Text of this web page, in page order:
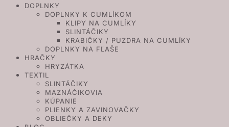
DOPLNKY
DOPLNKY K CUMLÍKOM
KLIPY NA CUMLÍKY
SLINTÁČIKY
KRABIČKY / PUZDRA NA CUMLÍKY
DOPLNKY NA FĽAŠE
HRAČKY
HRYZÁTKA
TEXTIL
SLINTÁČIKY
MAZNÁČIKOVIA
KÚPANIE
PLIENKY A ZAVINOVAČKY
OBLIEČKY A DEKY